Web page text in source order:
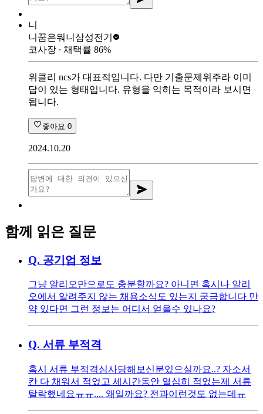
니
니꿈은뭐니 삼성전기
코사장 ∙ 채택률 86%
위클리 ncs가 대표적입니다. 다만 기출문제위주라 이미
답이 있는 형태입니다. 유형을 익히는 목적이라 보시면
됩니다.
좋아요 0
2024.10.20
함께 읽은 질문
Q. 공기업 정보
그냥 알리오만으로도 충분할까요? 아니면 혹시나 알리
오에서 알려주지 않는 채용소식도 있는지 궁금합니다 만
약 있다면 그런 정보는 어디서 얻을수 있나요?
Q. 서류 부적격
혹시 서류 부적격심사당해보신분있으실까요..? 자소서
칸 다 채워서 적었고 세시간동안 열심히 적었는제 서류
탈락했네요ㅠㅠ.... 왜일까요? 전과이런것도 없는데ㅠ